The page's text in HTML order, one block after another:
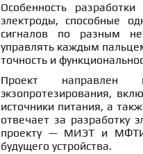
Особенность
электроды, способные
сигналов по разным
управлять каждым
точность и
Проект направлен
экзопротезирования,
источники питания, а
отвечает за разработку
проекту — МИЭТ и
будущего устройства.